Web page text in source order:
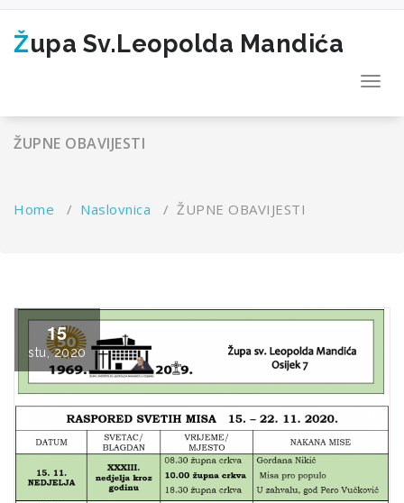
Skip
contentŽupa Sv.Leopolda Mandića
ŽUPNE OBAVIJESTI
Home / Naslovnica / ŽUPNE OBAVIJESTI
15
stu, 2020